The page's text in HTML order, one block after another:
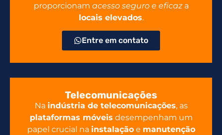
proporcionam acesso seguro e eficaza
locais elevados.
Entre em contato
Telecomunicações
Na indústria de telecomunicações, as
plataformas móveis desempenham um
papel crucial na instalaçãoe manutenção